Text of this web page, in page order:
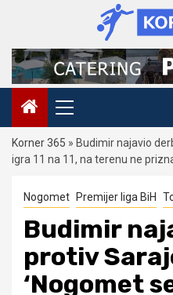
content
Primary
Menu
Korner 365 » Budimir najavio
igra 11 na 11, na terenu ne
Nogomet Premijer liga BiH
Budimir
protiv
‘Nogomet